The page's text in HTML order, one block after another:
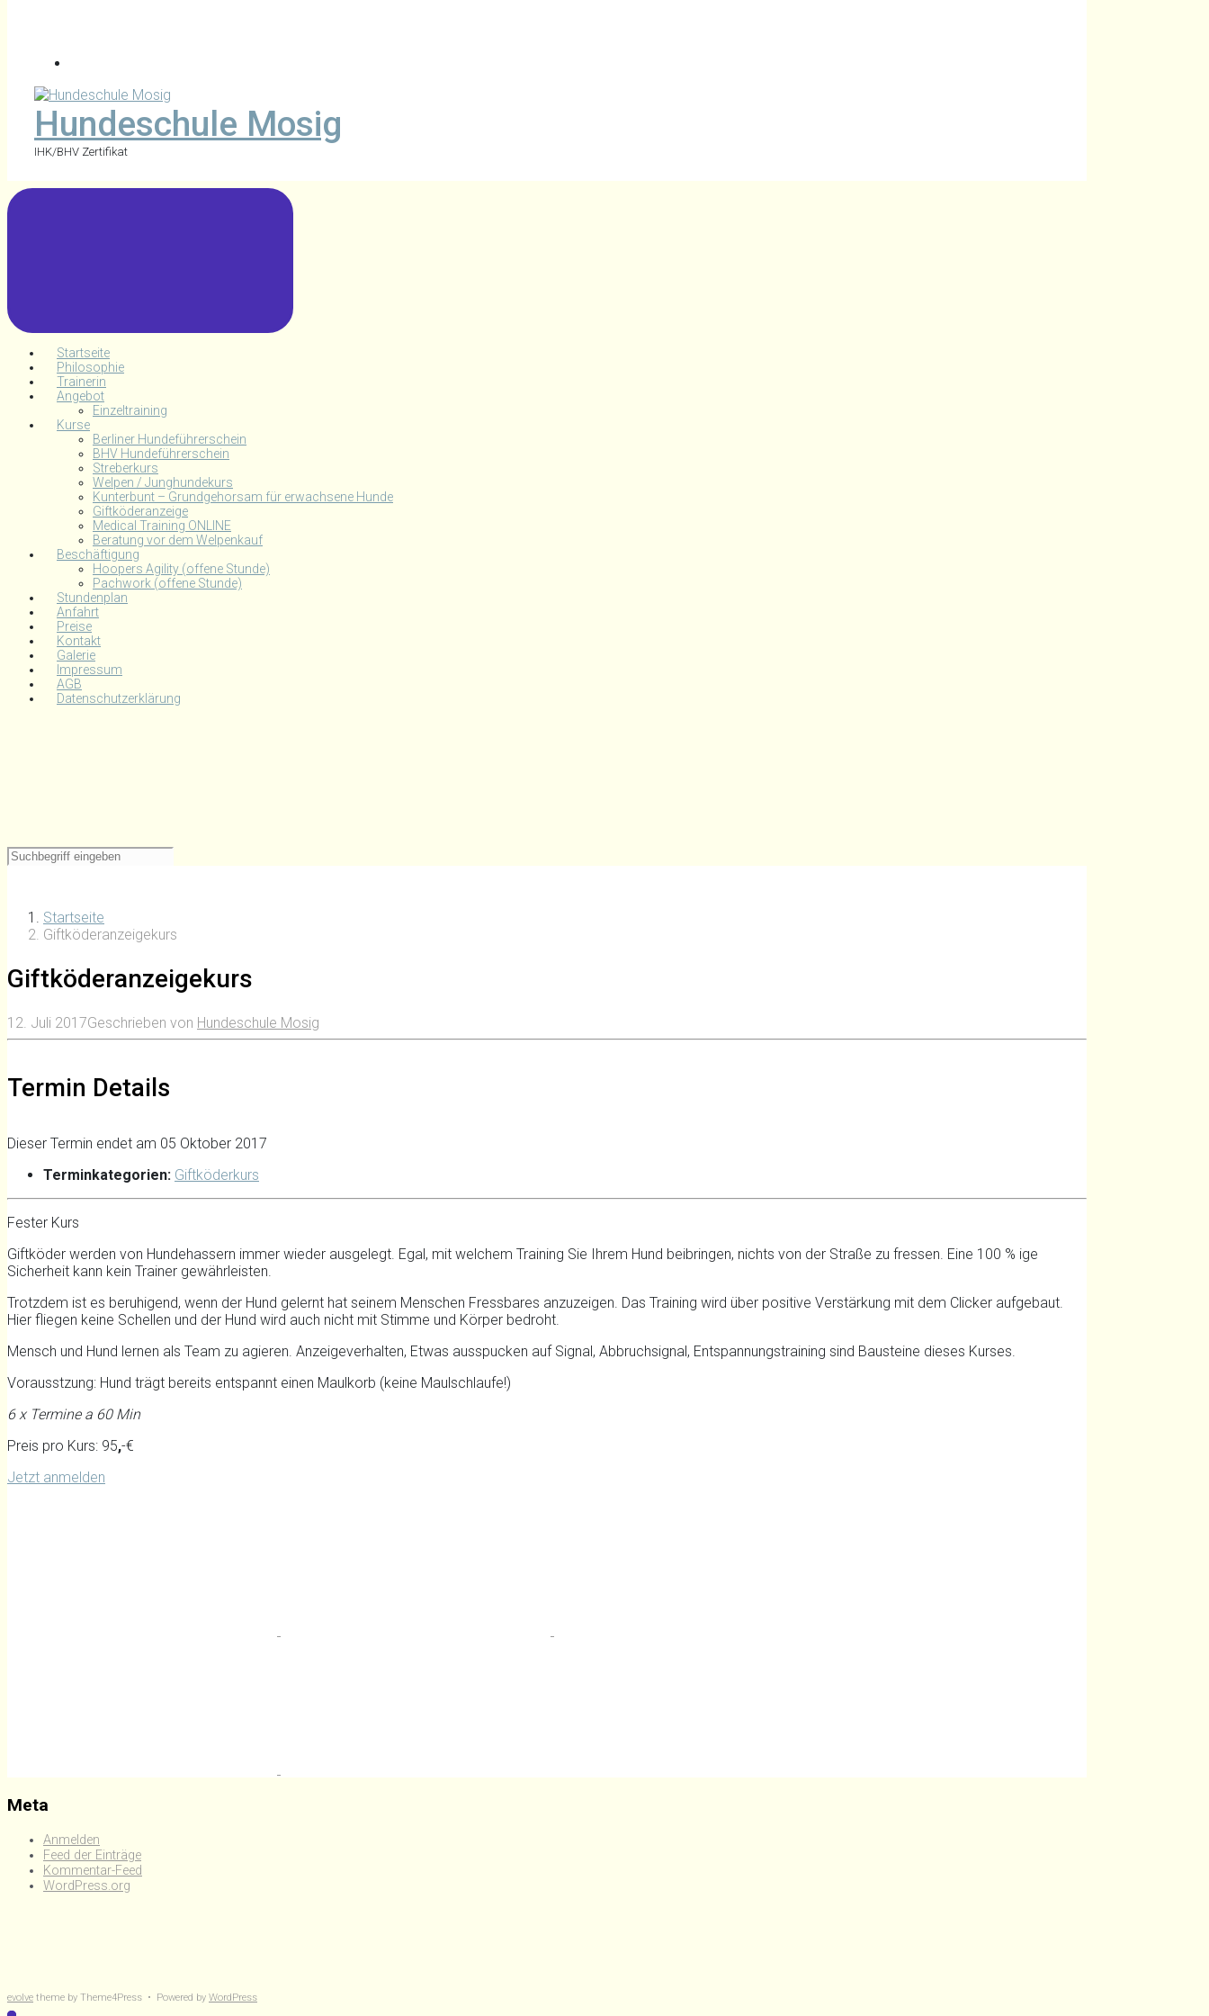
Hundeschule Mosig
IHK/BHV Zertifikat
Startseite
Philosophie
Trainerin
Angebot
Einzeltraining
Kurse
Berliner Hundeführerschein
BHV Hundeführerschein
Streberkurs
Welpen / Junghundekurs
Kunterbunt – Grundgehorsam für erwachsene Hunde
Giftköderanzeige
Medical Training ONLINE
Beratung vor dem Welpenkauf
Beschäftigung
Hoopers Agility (offene Stunde)
Pachwork (offene Stunde)
Stundenplan
Anfahrt
Preise
Kontakt
Galerie
Impressum
AGB
Datenschutzerklärung
Startseite
Giftköderanzeigekurs
Giftköderanzeigekurs
12. Juli 2017Geschrieben von Hundeschule Mosig
Termin Details
Dieser Termin endet am 05 Oktober 2017
Terminkategorien: Giftköderkurs
Fester Kurs
Giftköder werden von Hundehassern immer wieder ausgelegt. Egal, mit welchem Training Sie Ihrem Hund beibringen, nichts von der Straße zu fressen. Eine 100 % ige
Sicherheit kann kein Trainer gewährleisten.
Trotzdem ist es beruhigend, wenn der Hund gelernt hat seinem Menschen Fressbares anzuzeigen. Das Training wird über positive Verstärkung mit dem Clicker aufgebaut.
Hier fliegen keine Schellen und der Hund wird auch nicht mit Stimme und Körper bedroht.
Mensch und Hund lernen als Team zu agieren. Anzeigeverhalten, Etwas ausspucken auf Signal, Abbruchsignal, Entspannungstraining sind Bausteine dieses Kurses.
Vorausstzung: Hund trägt bereits entspannt einen Maulkorb (keine Maulschlaufe!)
6 x Termine a 60 Min
Preis pro Kurs: 95,-€
Jetzt anmelden
Meta
Anmelden
Feed der Einträge
Kommentar-Feed
WordPress.org
evolve theme by Theme4Press • Powered by WordPress